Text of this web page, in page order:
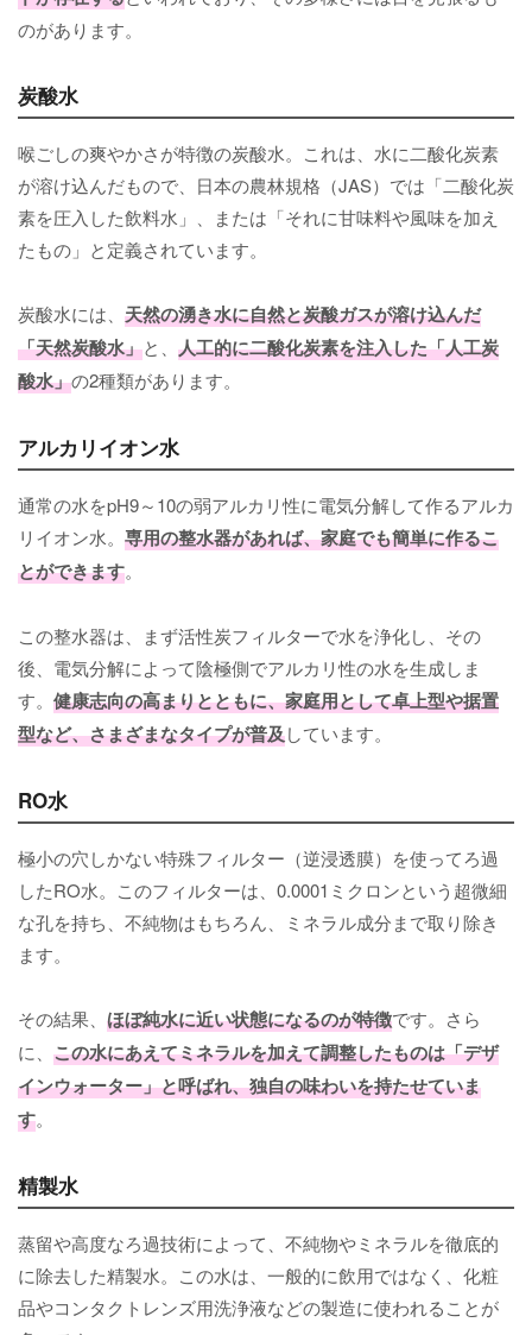
のがあります。
炭酸水
喉ごしの爽やかさが特徴の炭酸水。これは、水に二酸化炭素
が溶け込んだもので、日本の農林規格（JAS）では「二酸化炭
素を圧入した飲料水」、または「それに甘味料や風味を加え
たもの」と定義されています。
炭酸水には、 天然の湧き水に自然と炭酸ガスが溶け込んだ
「天然炭酸水」と、 人工的に二酸化炭素を注入した「人工炭
酸水」の2種類があります。
アルカリイオン水
通常の水をpH9～10の弱アルカリ性に電気分解して作るアルカ
リイオン水。 専用の整水器があれば、家庭でも簡単に作るこ
とができます。
この整水器は、まず活性炭フィルターで水を浄化し、その
後、電気分解によって陰極側でアルカリ性の水を生成しま
す。 健康志向の高まりとともに、家庭用として卓上型や据置
型など、さまざまなタイプが普及しています。
RO水
極小の穴しかない特殊フィルター（逆浸透膜）を使ってろ過
したRO水。このフィルターは、0.0001ミクロンという超微細
な孔を持ち、不純物はもちろん、ミネラル成分まで取り除き
ます。
その結果、 ほぼ純水に近い状態になるのが特徴です。さら
に、 この水にあえてミネラルを加えて調整したものは「デザ
インウォーター」と呼ばれ、独自の味わいを持たせていま
す。
精製水
蒸留や高度なろ過技術によって、不純物やミネラルを徹底的
に除去した精製水。この水は、一般的に飲用ではなく、化粧
品やコンタクトレンズ用洗浄液などの製造に使われることが